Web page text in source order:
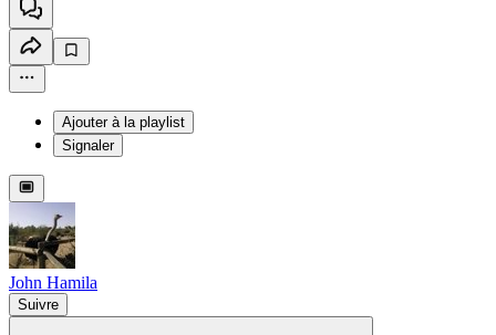
Ajouter à la playlist
Signaler
John Hamila
Suivre